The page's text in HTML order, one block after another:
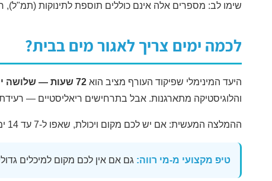
שימו לב: מספרים אלה אינם כוללים תוספת לתינוקות (תמ"ל), חיות מחמד או
לכמה ימים צריך לאגור מים בבית?
היעד המינימלי שפיקוד העורף מציב הוא 72 שעות — שלושה ימים
והלוגיסטיקה מתארגנות. אבל בתרחישים ריאליסטיים —
ההמלצה המעשית: אם יש לכם מקום ויכולת, שאפו ל-7 עד 14 ימים של מלאי מים. גם אם לא תגיעו ליעד המלא, כל ליטר נוסף מקנה שעות יקרות של שקט נפשי ועצמאות.
טיפ מקצועי מ-מי רווה: גם אם אין לכם מקום למיכלים גדולים, התחילו מ-12 בקבוקי ליטר וחצי — זה כבר מכסה יום וחצי